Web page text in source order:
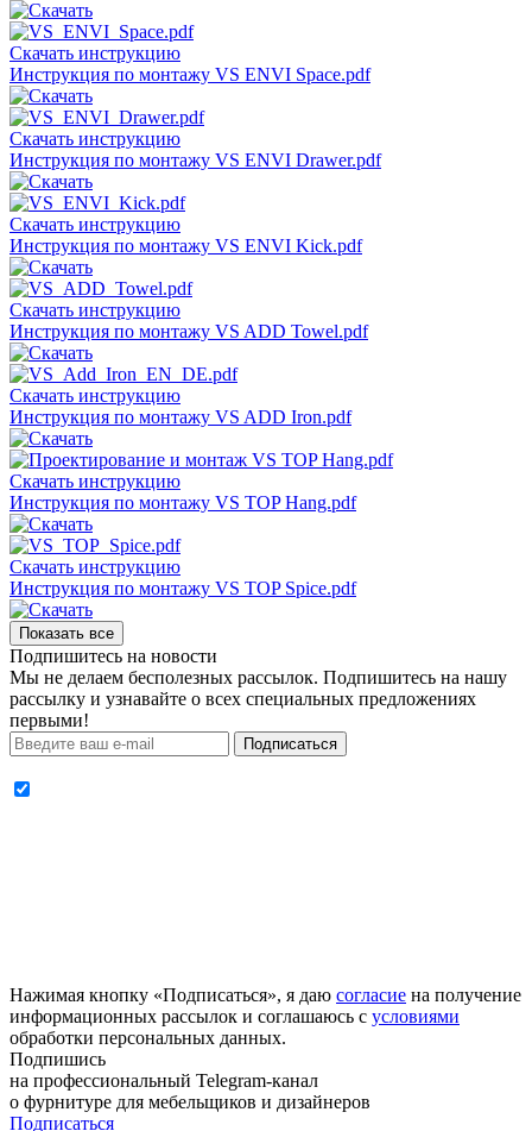
Скачать инструкцию
Инструкция по монтажу VS ENVI Space.pdf
Скачать инструкцию
Инструкция по монтажу VS ENVI Drawer.pdf
Скачать инструкцию
Инструкция по монтажу VS ENVI Kick.pdf
Скачать инструкцию
Инструкция по монтажу VS ADD Towel.pdf
Скачать инструкцию
Инструкция по монтажу VS ADD Iron.pdf
Скачать инструкцию
Инструкция по монтажу VS TOP Hang.pdf
Скачать инструкцию
Инструкция по монтажу VS TOP Spice.pdf
Показать все
Подпишитесь на новости
Мы не делаем бесполезных рассылок. Подпишитесь на нашу
рассылку и узнавайте о всех специальных предложениях
первыми!
Подписаться
Нажимая кнопку «Подписаться», я даю согласие на получение
информационных рассылок и соглашаюсь с условиями
обработки персональных данных.
Подпишись
на профессиональный Telegram-канал
о фурнитуре для мебельщиков и дизайнеров
Подписаться